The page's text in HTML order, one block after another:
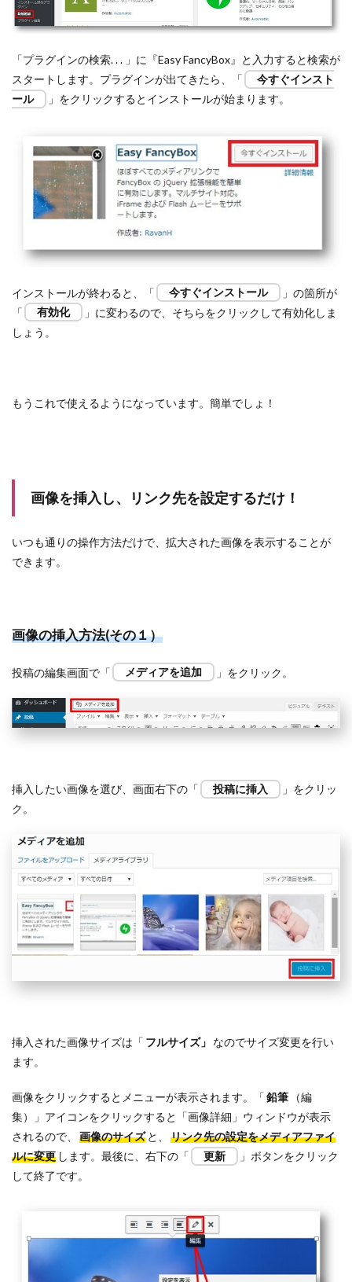
「プラグインの検索. . . 」に『Easy FancyBox』と入力すると検索が
スタートします。プラグインが出てきたら、「
今すぐインスト
ール
」をクリックするとインストールが始まります。
インストールが終わると、「 今すぐインストール
」の箇所が
「
有効化
」に変わるので、そちらをクリックして有効化しま
しょう。
もうこれで使えるようになっています。簡単でしょ！
画像を挿入し、リンク先を設定するだけ！
いつも通りの操作方法だけで、拡大された画像を表示することが
できます。
画像の挿入方法(その１）
投稿の編集画面で「 メディアを追加 」をクリック。
挿入したい画像を選び、画面右下の「 投稿に挿入
」をクリッ
ク。
挿入された画像サイズは「 フルサイズ」 なのでサイズ変更を行い
ます。
画像をクリックするとメニューが表示されます。「鉛筆
（編
集）」アイコンをクリックすると「画像詳細」ウィンドウが表示
されるので、
画像のサイズ と、
リンク先の設定をメディアファイ
ルに変更 します。最後に、右下の「 更新
」ボタンをクリック
して終了です。